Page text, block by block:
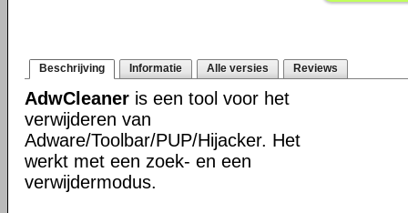
Beschrijving Informatie Alle versies Reviews
AdwCleaner is een tool voor het
verwijderen van
Adware/Toolbar/PUP/Hijacker. Het
werkt met een zoek- en een
verwijdermodus.